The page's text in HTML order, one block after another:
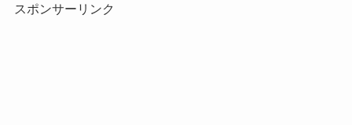
スポンサーリンク